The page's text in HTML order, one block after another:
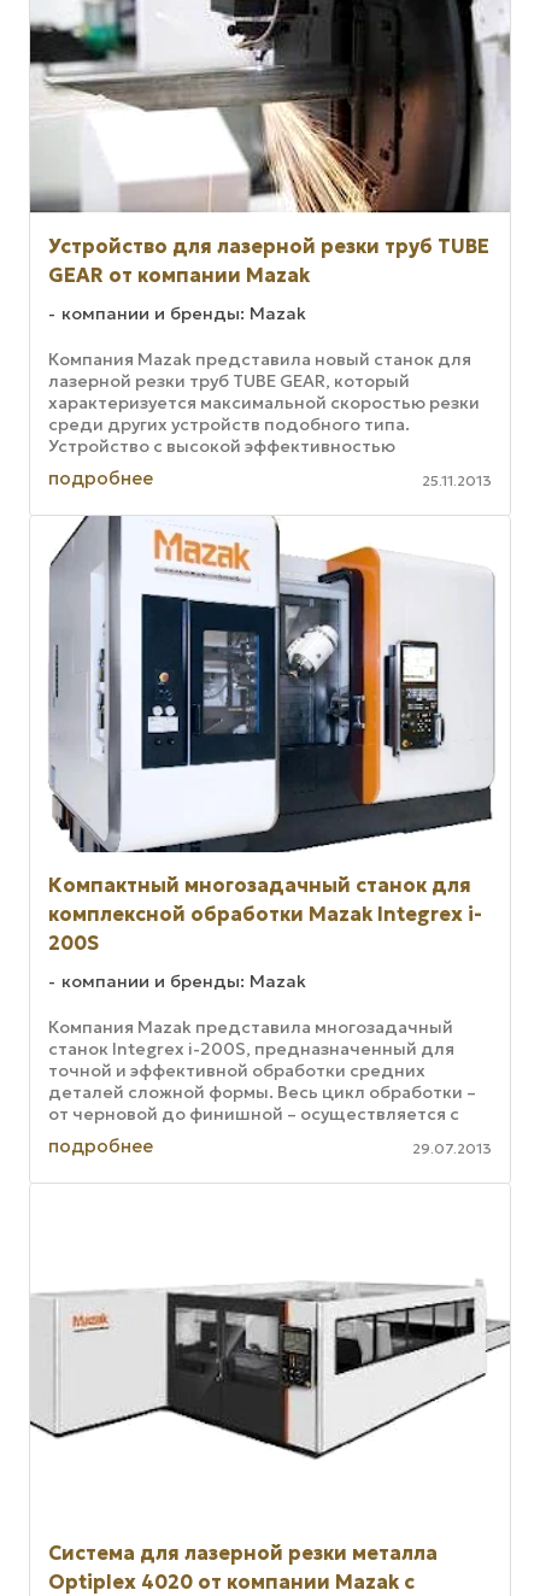
Устройство для лазерной резки труб TUBE
GEAR от компании Mazak
компании и бренды: Mazak
Компания Mazak представила новый станок для
лазерной резки труб TUBE GEAR, который
характеризуется максимальной скоростью резки
среди других устройств подобного типа.
Устройство с высокой эффективностью
осуществляет резку труб с тонкими стенками, ...
подробнее 25.11.2013
Компактный многозадачный станок для
комплексной обработки Mazak Integrex i-
200S
компании и бренды: Mazak
Компания Mazak представила многозадачный
станок Integrex i-200S, предназначенный для
точной и эффективной обработки средних
деталей сложной формы. Весь цикл обработки –
от черновой до финишной – осуществляется с
одного установа. Станок имеет два ...
подробнее 29.07.2013
Система для лазерной резки металла
Optiplex 4020 от компании Mazak с